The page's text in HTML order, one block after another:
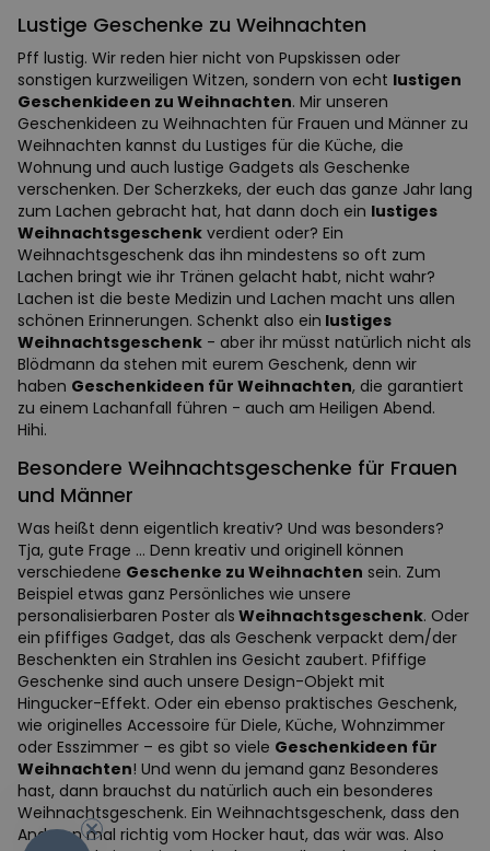
Lustige Geschenke zu Weihnachten
Pff lustig. Wir reden hier nicht von Pupskissen oder
sonstigen kurzweiligen Witzen, sondern von echt lustigen
Geschenkideen zu Weihnachten. Mir unseren
Geschenkideen zu Weihnachten für Frauen und Männer zu
Weihnachten kannst du Lustiges für die Küche, die
Wohnung und auch lustige Gadgets als Geschenke
verschenken. Der Scherzkeks, der euch das ganze Jahr lang
zum Lachen gebracht hat, hat dann doch ein lustiges
Weihnachtsgeschenk verdient oder? Ein
Weihnachtsgeschenk das ihn mindestens so oft zum
Lachen bringt wie ihr Tränen gelacht habt, nicht wahr?
Lachen ist die beste Medizin und Lachen macht uns allen
schönen Erinnerungen. Schenkt also ein lustiges
Weihnachtsgeschenk - aber ihr müsst natürlich nicht als
Blödmann da stehen mit eurem Geschenk, denn wir
haben Geschenkideen für Weihnachten, die garantiert
zu einem Lachanfall führen - auch am Heiligen Abend.
Hihi.
Besondere Weihnachtsgeschenke für Frauen
und Männer
Was heißt denn eigentlich kreativ? Und was besonders?
Tja, gute Frage … Denn kreativ und originell können
verschiedene Geschenke zu Weihnachten sein. Zum
Beispiel etwas ganz Persönliches wie unsere
personalisierbaren Poster als Weihnachtsgeschenk. Oder
ein pfiffiges Gadget, das als Geschenk verpackt dem/der
Beschenkten ein Strahlen ins Gesicht zaubert. Pfiffige
Geschenke sind auch unsere Design-Objekt mit
Hingucker-Effekt. Oder ein ebenso praktisches Geschenk,
wie originelles Accessoire für Diele, Küche, Wohnzimmer
oder Esszimmer – es gibt so viele Geschenkideen für
Weihnachten! Und wenn du jemand ganz Besonderes
hast, dann brauchst du natürlich auch ein besonderes
Weihnachtsgeschenk. Ein Weihnachtsgeschenk, dass den
Anderen mal richtig vom Hocker haut, das wär was. Also
-10%